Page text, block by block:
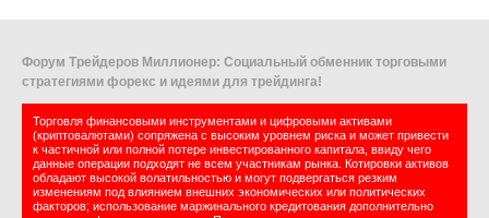
Форум Трейдеров Миллионер: Социальный обменник торговыми
стратегиями форекс и идеями для трейдинга!
Торговля финансовыми инструментами и цифровыми активами
(криптовалютами) сопряжена с высоким уровнем риска и может привести
к частичной или полной потере инвестированного капитала, ввиду чего
данные операции подходят не всем участникам рынка. Котировки активов
обладают высокой волатильностью и могут подвергаться резким
изменениям под влиянием внешних экономических или политических
факторов; использование маржинального кредитования дополнительно